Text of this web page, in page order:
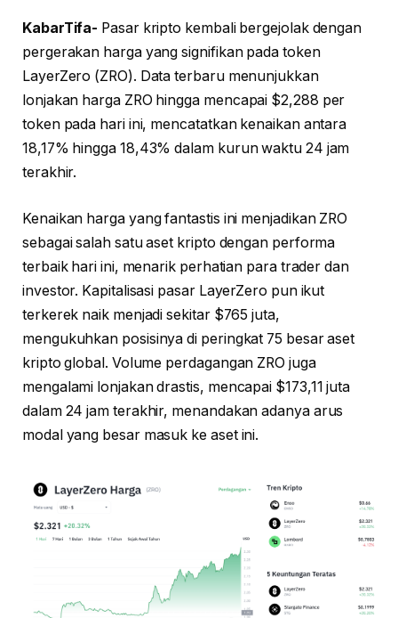
KabarTifa- Pasar kripto kembali bergejolak dengan
pergerakan harga yang signifikan pada token
LayerZero (ZRO). Data terbaru menunjukkan
lonjakan harga ZRO hingga mencapai $2,288 per
token pada hari ini, mencatatkan kenaikan antara
18,17% hingga 18,43% dalam kurun waktu 24 jam
terakhir.
Kenaikan harga yang fantastis ini menjadikan ZRO
sebagai salah satu aset kripto dengan performa
terbaik hari ini, menarik perhatian para trader dan
investor. Kapitalisasi pasar LayerZero pun ikut
terkerek naik menjadi sekitar $765 juta,
mengukuhkan posisinya di peringkat 75 besar aset
kripto global. Volume perdagangan ZRO juga
mengalami lonjakan drastis, mencapai $173,11 juta
dalam 24 jam terakhir, menandakan adanya arus
modal yang besar masuk ke aset ini.